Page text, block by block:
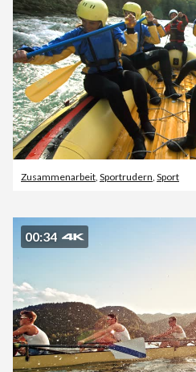
Zusammenarbeit Sportrudern Sport
00:34